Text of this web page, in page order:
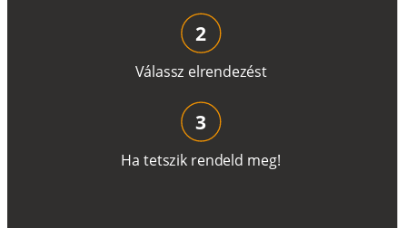
Válassz elrendezést
2
Ha tetszik rendeld meg!
3